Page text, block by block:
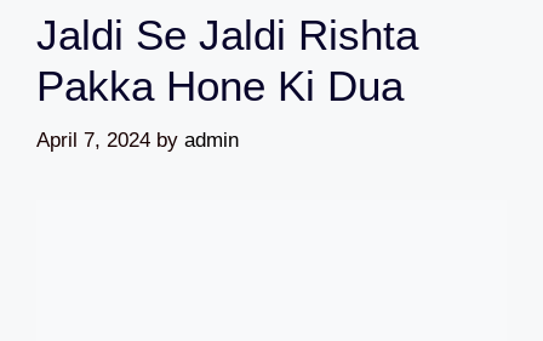
Jaldi Se Jaldi Rishta
Pakka Hone Ki Dua
April 7, 2024 by admin